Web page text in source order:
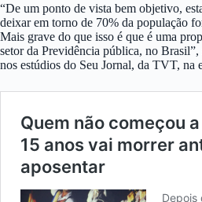
“De um ponto de vista bem objetivo,
deixar em torno de 70% da população
Mais grave do que isso é que é uma
setor da Previdência pública, no
nos estúdios do Seu Jornal, da TVT, na